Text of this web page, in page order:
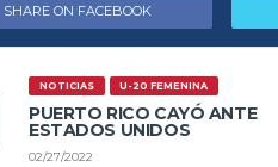
SHARE ON FACEBOOK
NOTICIAS U-20 FEMENINA
PUERTO RICO CAYÓ ANTE
ESTADOS UNIDOS
02/27/2022